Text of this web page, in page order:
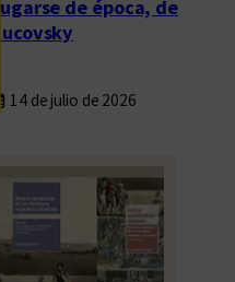
Fugarse de época, de
Rucovsky
14 de julio de 2026